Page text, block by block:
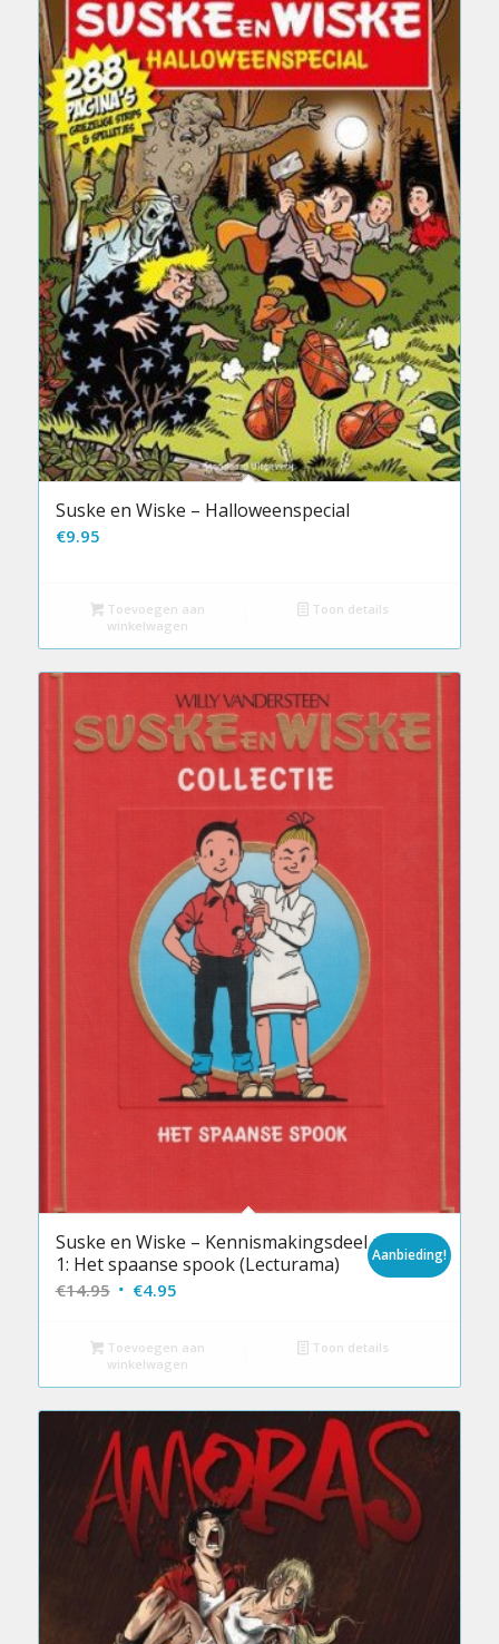
Suske en Wiske – Halloweenspecial
€9.95
Toevoegen aan
winkelwagen
Toon details
Suske en Wiske – Kennismakingsdeel nr.
1: Het spaanse spook (Lecturama)
€14.95 Oorspronkelijke
was:
€14.95.
€4.95Huidige
is:
€4.95.
Aanbieding!
Toevoegen aan
winkelwagen
Toon details